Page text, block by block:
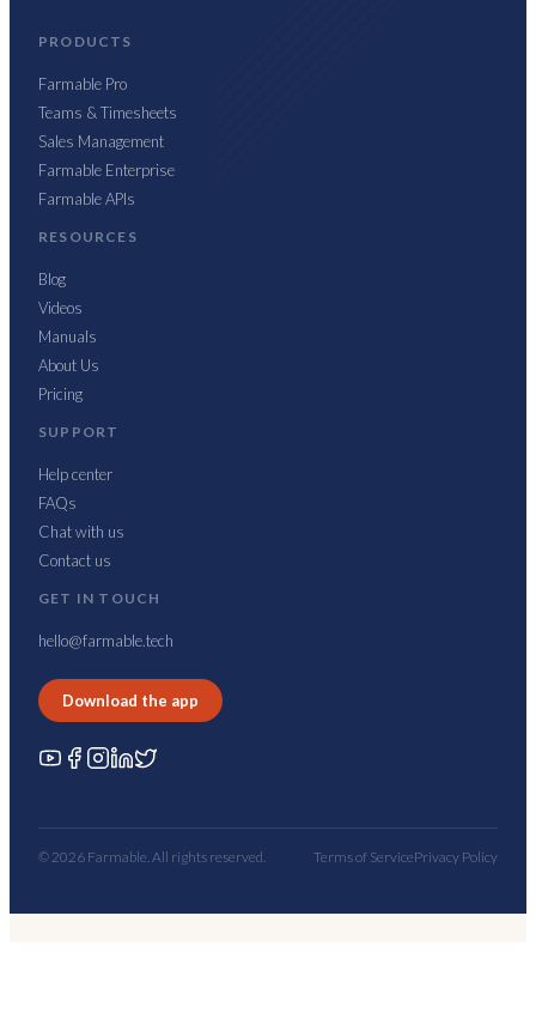
PRODUCTS
Farmable Pro
Teams & Timesheets
Sales Management
Farmable Enterprise
Farmable APIs
RESOURCES
Blog
Videos
Manuals
About Us
Pricing
SUPPORT
Help center
FAQs
Chat with us
Contact us
GET IN TOUCH
hello@farmable.tech
Download the app
© 2026 Farmable. All rights reserved. Terms of ServicePrivacy Policy